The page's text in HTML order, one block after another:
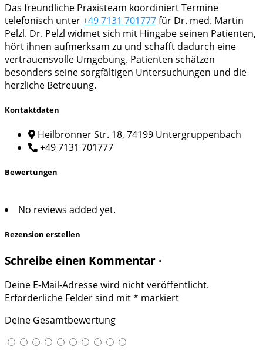
Das freundliche Praxisteam koordiniert Termine
telefonisch unter+49 7131 701777für Dr. med. Martin
Pelzl. Dr. Pelzl widmet sich mit Hingabe seinen Patienten,
hört ihnen aufmerksam zu und schafft dadurch eine
vertrauensvolle Umgebung. Patienten schätzen
besonders seine sorgfältigen Untersuchungen und die
herzliche Betreuung.
Kontaktdaten
Heilbronner Str. 18, 74199 Untergruppenbach
+49 7131 701777
Bewertungen
No reviews added yet.
Rezension erstellen
Schreibe einen Kommentar ·
Deine E-Mail-Adresse wird nicht veröffentlicht.
Erforderliche Felder sind mit* markiert
Deine Gesamtbewertung